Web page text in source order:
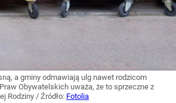
a gminy odmawiają ulg nawet rodzicom
Obywatelskich uważa, że to sprzeczne z
Rodziny / Źródło: Fotolia